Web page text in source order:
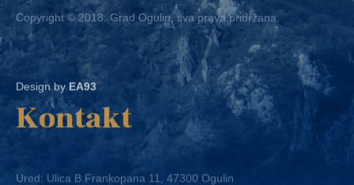
Design by EA93
Kontakt
Telefon:+ 385 47 522 612